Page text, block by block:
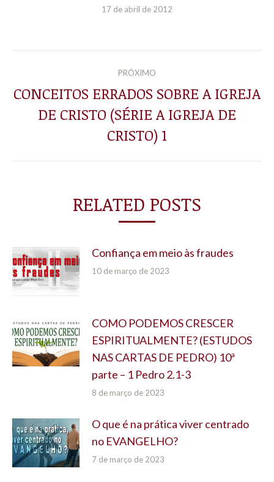
17 de abril de 2012
NAVEGAÇÃO
DE
POST:
PRÓXIMO
Próximo
post:
CONCEITOS ERRADOS SOBRE A IGREJA
DE CRISTO (SÉRIE A IGREJA DE
CRISTO) 1
RELATED POSTS
Confiança em meio às fraudes
10 de março de 2023
COMO PODEMOS CRESCER
ESPIRITUALMENTE? (ESTUDOS
NAS CARTAS DE PEDRO) 10ª
parte – 1 Pedro 2.1-3
8 de março de 2023
O que é na prática viver centrado
no EVANGELHO?
7 de março de 2023